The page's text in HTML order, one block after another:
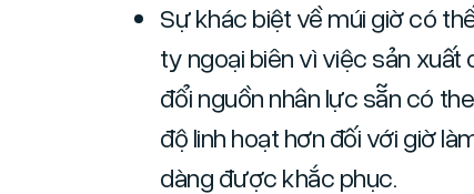
Sự khác biệt về múi giờ có
ty ngoại biên vì việc sản xuất
đổi nguồn nhân lực sẵn có
độ linh hoạt hơn đối với giờ
dàng được khắc phục.